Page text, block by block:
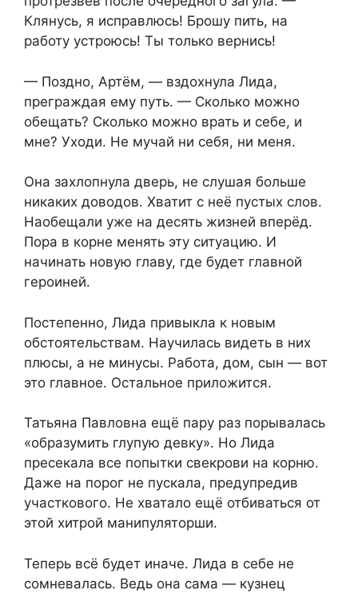
Клянусь, я исправлюсь! Брошу пить, на
работу устроюсь! Ты только вернись!
— Поздно, Артём, — вздохнула Лида,
преграждая ему путь. — Сколько можно
обещать? Сколько можно врать и себе, и
мне? Уходи. Не мучай ни себя, ни меня.
Она захлопнула дверь, не слушая больше
никаких доводов. Хватит с неё пустых слов.
Наобещали уже на десять жизней вперёд.
Пора в корне менять эту ситуацию. И
начинать новую главу, где будет главной
героиней.
Постепенно, Лида привыкла к новым
обстоятельствам. Научилась видеть в них
плюсы, а не минусы. Работа, дом, сын — вот
это главное. Остальное приложится.
Татьяна Павловна ещё пару раз порывалась
«образумить глупую девку». Но Лида
пресекала все попытки свекрови на корню.
Даже на порог не пускала, предупредив
участкового. Не хватало ещё отбиваться от
этой хитрой манипуляторши.
Теперь всё будет иначе. Лида в себе не
сомневалась. Ведь она сама — кузнец